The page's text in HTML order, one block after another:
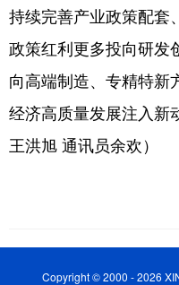
持续完善产业政策配套
政策红利更多投向研发
向高端制造、专精特新
经济高质量发展注入新
王洪旭 通讯员余欢）
Copyright © 2000 - 2026